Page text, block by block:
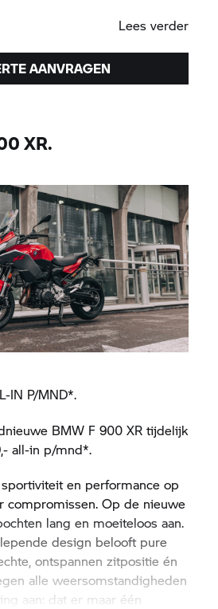
Lees verder
AANVRAGEN
XR.
IN P/MND*.
BMW F 900 XR tijdelijk
all-in p/mnd*.
en performance op
compromissen. Op de nieuwe
lang en moeiteloos aan.
design belooft pure
ontspannen zitpositie én
alle weersomstandigheden
aan: dat er maar één